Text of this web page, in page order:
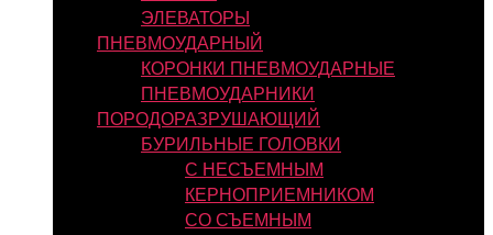
ЭЛЕВАТОРЫ
ПНЕВМОУДАРНЫЙ
КОРОНКИ ПНЕВМОУДАРНЫЕ
ПНЕВМОУДАРНИКИ
ПОРОДОРАЗРУШАЮЩИЙ
БУРИЛЬНЫЕ ГОЛОВКИ
С НЕСЪЕМНЫМ
КЕРНОПРИЕМНИКОМ
СО СЪЕМНЫМ